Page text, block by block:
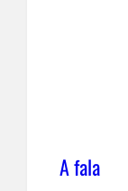
A fala